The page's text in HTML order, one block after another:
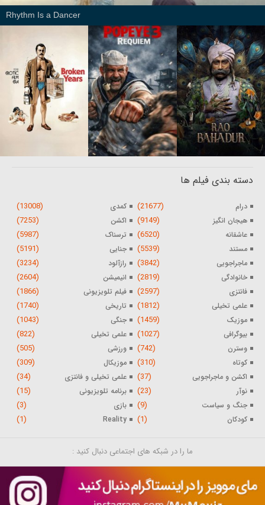
Rhythm Is a Dancer
دسته بندی فیلم ها
درام (21677) کمدی (13008)
هیجان انگیز (9149) اکشن (7253)
عاشقانه (6520) ترسناک (5987)
مستند (5539) جنایی (5191)
ماجراجویی (3842) رازآلود (3234)
خانوادگی (2819) انیمیشن (2604)
فانتزی (2597) فیلم تلویزیونی (1866)
علمی تخیلی (1812) تاریخی (1740)
موزیک (1459) جنگی (1043)
بیوگرافی (1027) علمی تخیلی (822)
وسترن (742) ورزشی (505)
کوتاه (310) موزیکال (309)
اکشن و ماجراجویی (37) علمی تخیلی و فانتزی (34)
نوآر (23) برنامه تلویزیونی (15)
جنگ و سیاست (9) بازی (3)
کودکان (1)
Reality
(1)
ما را در شبکه های اجتماعی دنبال کنید :